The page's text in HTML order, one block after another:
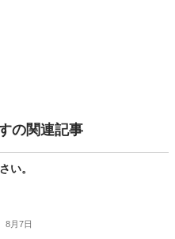
の関連記事
い。
8月7日